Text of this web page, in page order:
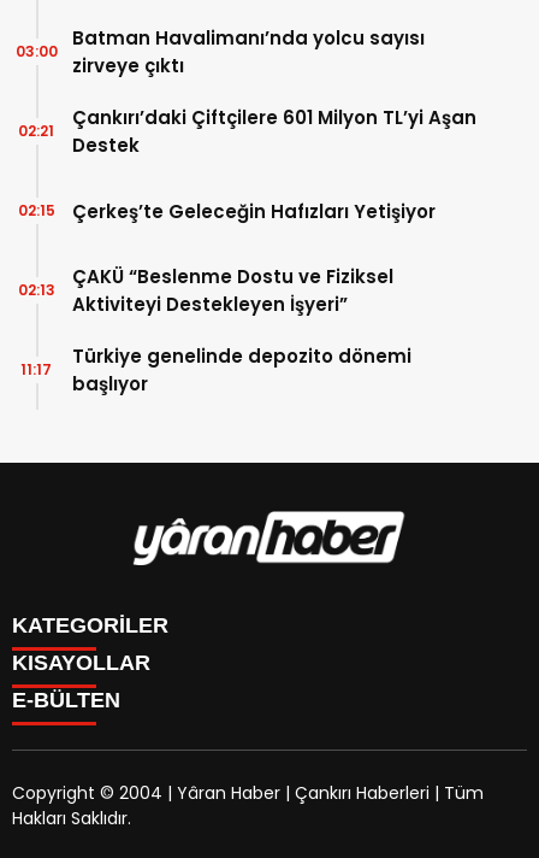
Batman Havalimanı’nda yolcu sayısı
zirveye çıktı
03:00
Çankırı’daki Çiftçilere 601 Milyon TL’yi Aşan
Destek
02:21
Çerkeş’te Geleceğin Hafızları Yetişiyor
02:15
ÇAKÜ “Beslenme Dostu ve Fiziksel
Aktiviteyi Destekleyen İşyeri”
02:13
Türkiye genelinde depozito dönemi
başlıyor
11:17
KATEGORİLER
Manşet
Gündem
Politika
Eğitim
KISAYOLLAR
CANLI BORSA
FİKSTÜR
CANLI SONUÇLAR
FİRMA REHBERİ
E-BÜLTEN
yaranhaber.com
Copyright © 2004 | Yâran Haber | Çankırı Haberleri | Tüm
Hakları Saklıdır.